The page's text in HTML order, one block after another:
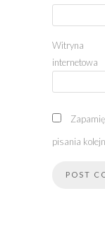
Witryna
internetowa
pisania